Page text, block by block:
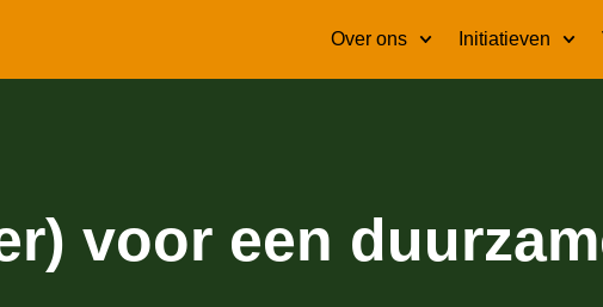
Over ons Initiatieven
voor een